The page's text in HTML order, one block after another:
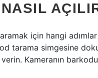
için hangi adımlar
tarama simgesine
Kameranın